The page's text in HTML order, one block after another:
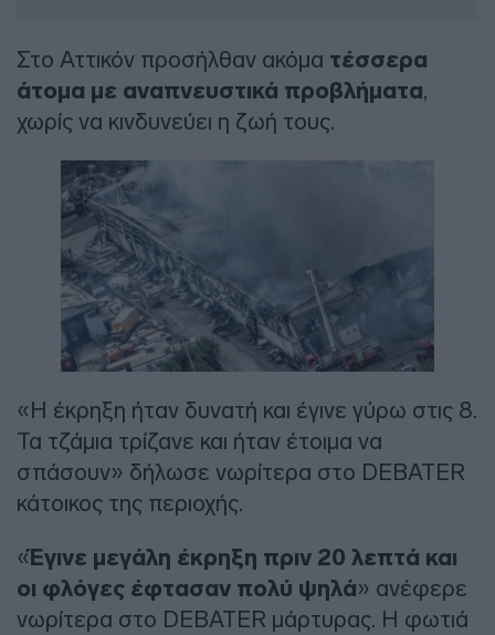
Στο Αττικόν προσήλθαν ακόμα τέσσερα
άτομα με αναπνευστικά προβλήματα,
χωρίς να κινδυνεύει η ζωή τους.
«Η έκρηξη ήταν δυνατή και έγινε γύρω στις 8.
Τα τζάμια τρίζανε και ήταν έτοιμα να
σπάσουν» δήλωσε νωρίτερα στο DEBATER
κάτοικος της περιοχής.
«Έγινε μεγάλη έκρηξη πριν 20 λεπτά και
οι φλόγες έφτασαν πολύ ψηλά» ανέφερε
νωρίτερα στο DEBATER μάρτυρας. Η φωτιά